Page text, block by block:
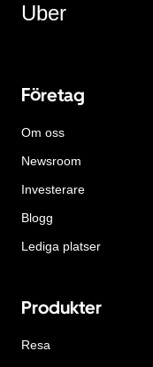
Uber
Företag
Om oss
Newsroom
Investerare
Blogg
Lediga platser
Produkter
Resa